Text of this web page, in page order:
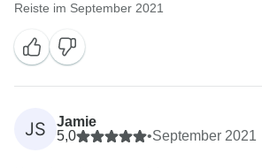
Reiste im September 2021
JS
Jamie
5,0
•September 2021